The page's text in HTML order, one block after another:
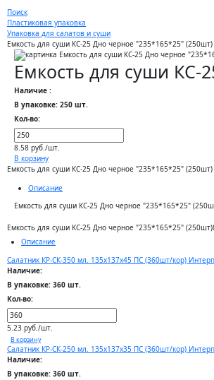
Поиск
Пластиковая упаковка
Упаковка для салатов и суши
Емкость для суши КС-25 Дно черное "235*165*25" (250шт)
Емкость для суши КС-
Наличие :
В упаковке: 250 шт.
Кол-во:
8.58 руб./шт.
В корзину
Емкость для суши КС-25 Дно черное "235*165*25" (250шт)
Описание
Емкость для суши КС-25 Дно черное "235*165*25"
Емкость для суши КС-25 Дно черное "235*165*25" (250шт)
Описание
Салатник КР-СК-350 мл. 135х137х45 ПС (360шт/кор)
Наличие:
В упаковке: 360 шт.
Кол-во:
5.23 руб./шт.
В корзину
Салатник КР-СК-250 мл. 135х137х35 ПС (360шт/кор)
Наличие:
В упаковке: 360 шт.